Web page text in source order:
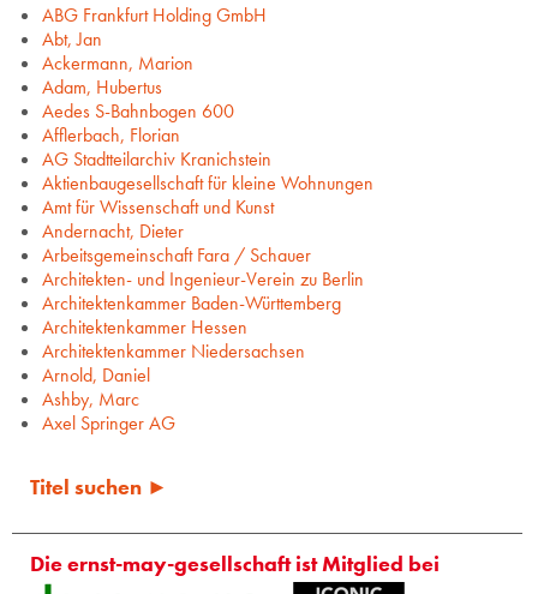
ABG Frankfurt Holding GmbH
Abt, Jan
Ackermann, Marion
Adam, Hubertus
Aedes S-Bahnbogen 600
Afflerbach, Florian
AG Stadtteilarchiv Kranichstein
Aktienbaugesellschaft für kleine Wohnungen
Amt für Wissenschaft und Kunst
Andernacht, Dieter
Arbeitsgemeinschaft Fara / Schauer
Architekten- und Ingenieur-Verein zu Berlin
Architektenkammer Baden-Württemberg
Architektenkammer Hessen
Architektenkammer Niedersachsen
Arnold, Daniel
Ashby, Marc
Axel Springer AG
Titel suchen ►
Die ernst-may-gesellschaft ist Mitglied bei